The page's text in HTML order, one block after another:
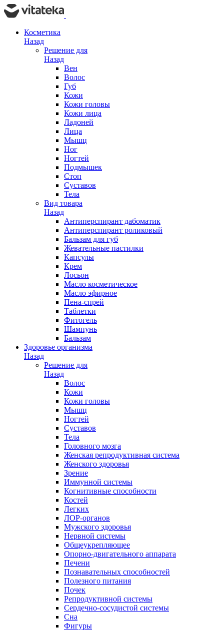
Косметика
Назад
Решение для
Назад
Вен
Волос
Губ
Кожи
Кожи головы
Кожи лица
Ладоней
Лица
Мышц
Ног
Ногтей
Подмышек
Стоп
Суставов
Тела
Вид товара
Назад
Антиперспирант дабоматик
Антиперспирант роликовый
Бальзам для губ
Жевательные пастилки
Капсулы
Крем
Лосьон
Масло косметическое
Масло эфирное
Пена-спрей
Таблетки
Фитогель
Шампунь
Бальзам
Здоровье организма
Назад
Решение для
Назад
Волос
Кожи
Кожи головы
Мышц
Ногтей
Суставов
Тела
Головного мозга
Женская репродуктивная система
Женского здоровья
Зрение
Иммунной системы
Когнитивные способности
Костей
Легких
ЛОР-органов
Мужского здоровья
Нервной системы
Общеукрепляющее
Опорно-двигательного аппарата
Печени
Познавательных способностей
Полезного питания
Почек
Репродуктивной системы
Сердечно-сосудистой системы
Сна
Фигуры